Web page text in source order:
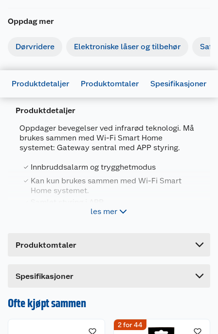
Oppdag mer
Dørvridere Elektroniske låser og tilbehør
Produktdetaljer Produktomtaler Spesifikasjoner
Produktdetaljer
Oppdager bevegelser ved infrarød teknologi. Må
brukes sammen med Wi-Fi Smart Home
systemet: Gateway sentral med APP styring.
Innbruddsalarm og trygghetmodus
Kan kun brukes sammen med Wi-Fi Smart
Home systemet.
sensoren er i alarmmodus, dersom et menneske
sensorsignalet til verten.
Bevegelsessensoren kan brukes i to forskjellige
moduser:
1. Innbruddsalarm: Alarm hvis det er bevegelser i
les mer
Produktomtaler
Spesifikasjoner
Generelt
Artikkelnummer
5709386832377
Leverandørens artikkelnummer
83237
Lengde
Ofte kjøpt sammen
2 for 44